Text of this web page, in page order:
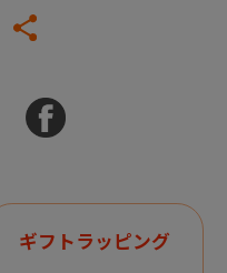
ギフトラッピング